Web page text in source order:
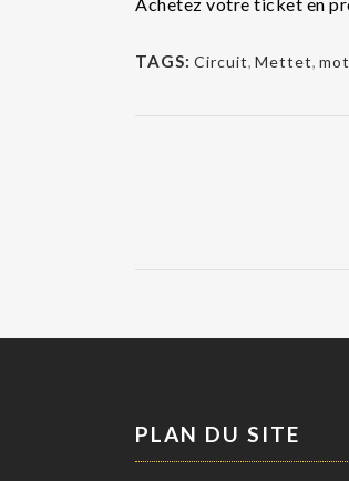
TAGS: Circuit, Mettet,
PLAN DU SITE